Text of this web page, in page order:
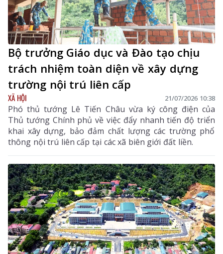
Bộ trưởng Giáo dục và Đào tạo chịu
trách nhiệm toàn diện về xây dựng
trường nội trú liên cấp
XÃ HỘI 21/07/2026 10:38
Phó thủ tướng Lê Tiến Châu vừa ký công điện của
Thủ tướng Chính phủ về việc đẩy nhanh tiến độ triển
khai xây dựng, bảo đảm chất lượng các trường phổ
thông nội trú liên cấp tại các xã biên giới đất liền.